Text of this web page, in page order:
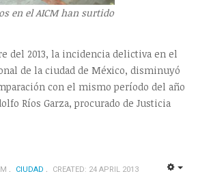
en el AICM han surtido
del 2013, la incidencia delictiva en el
de la ciudad de México, disminuyó
con el mismo período del año
Ríos Garza, procurado de Justicia
CIUDAD CREATED: 24 APRIL 2013